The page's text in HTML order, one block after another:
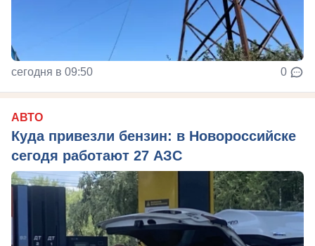
сегодня в 09:50 0
АВТО
Куда привезли бензин: в Новороссийске
сегодя работают 27 АЗС